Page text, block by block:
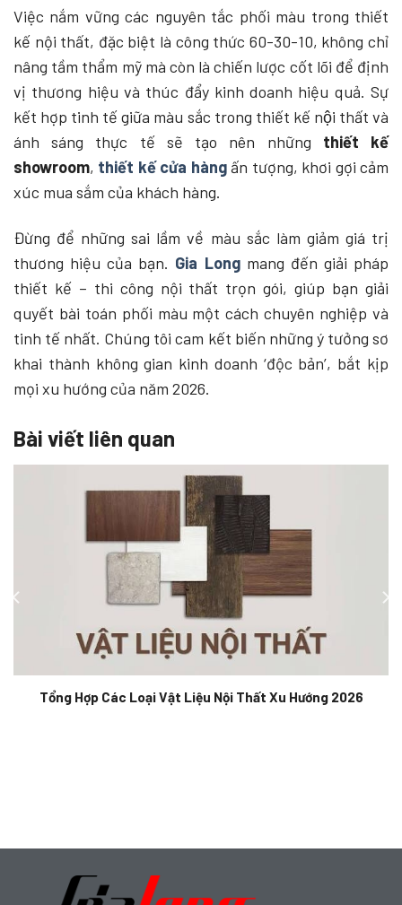
Việc nắm vững các nguyên tắc phối màu trong thiết
kế nội thất, đặc biệt là công thức 60-30-10, không chỉ
nâng tầm thẩm mỹ mà còn là chiến lược cốt lõi để định
vị thương hiệu và thúc đẩy kinh doanh hiệu quả. Sự
kết hợp tinh tế giữa màu sắc trong thiết kế nội thất và
ánh sáng thực tế sẽ tạo nên những thiết kế
showroom, thiết kế cửa hàngấn tượng, khơi gợi cảm
xúc mua sắm của khách hàng.
Đừng để những sai lầm về màu sắc làm giảm giá trị
thương hiệu của bạn. Gia Longmang đến giải pháp
thiết kế – thi công nội thất trọn gói, giúp bạn giải
quyết bài toán phối màu một cách chuyên nghiệp và
tinh tế nhất. Chúng tôi cam kết biến những ý tưởng sơ
khai thành không gian kinh doanh ‘độc bản’, bắt kịp
mọi xu hướng của năm 2026.
Bài viết liên quan
Tổng Hợp Các Loại Vật Liệu Nội Thất Xu Hướng 2026